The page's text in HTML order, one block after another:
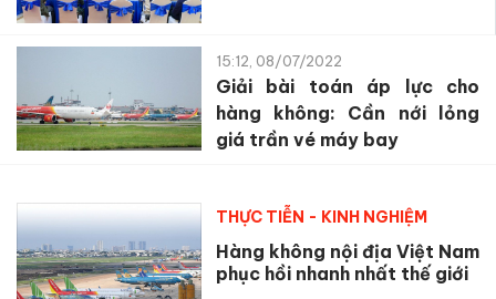
15:12, 08/07/2022
Giải bài toán áp lực cho
hàng không: Cần nới lỏng
giá trần vé máy bay
THỰC TIỄN - KINH NGHIỆM
Hàng không nội địa Việt Nam
phục hồi nhanh nhất thế giới